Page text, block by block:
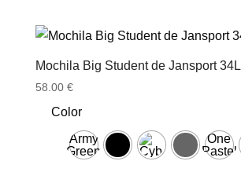
Mochila Big Student de Jansport 34L
58.00 €
Color
Army
Green
One
Pastel
Lilac